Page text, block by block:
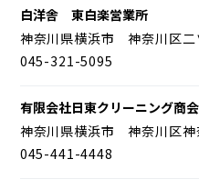
白洋舎 東白楽営業所
神奈川県横浜市 神奈川区二
045-321-5095
有限会社日東クリーニング商会
神奈川県横浜市 神奈川区神
045-441-4448